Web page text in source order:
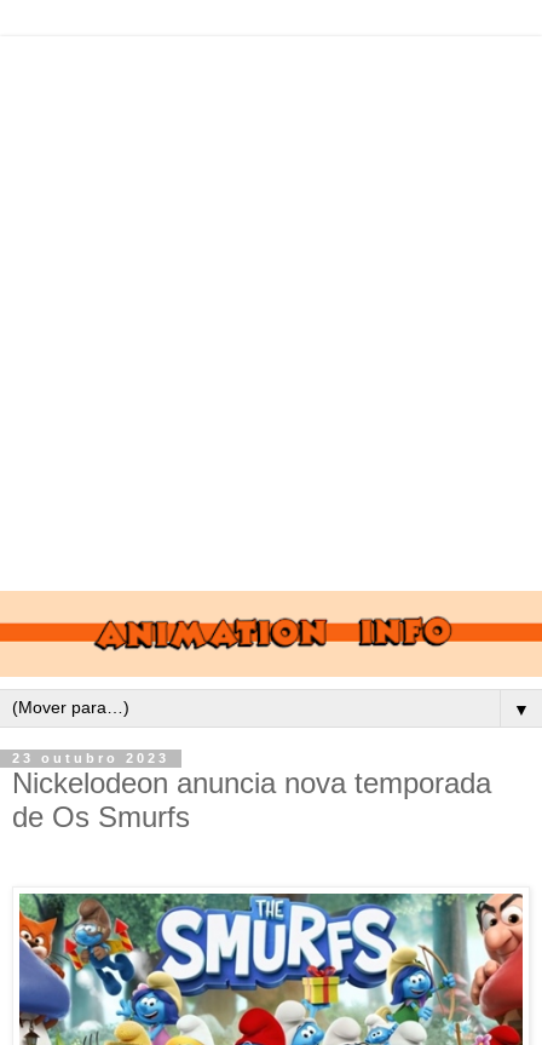
▼
23 outubro 2023
Nickelodeon anuncia nova temporada
de Os Smurfs